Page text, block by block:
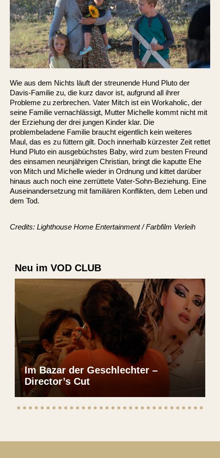
Wie aus dem Nichts läuft der streunende Hund Pluto der
Davis-Familie zu, die kurz davor ist, aufgrund all ihrer
Probleme zu zerbrechen. Vater Mitch ist ein Workaholic, der
seine Familie vernachlässigt, Mutter Michelle kommt nicht mit
der Erziehung der drei jungen Kinder klar. Die
problembeladene Familie braucht eigentlich kein weiteres
Maul, das es zu füttern gilt. Doch innerhalb kürzester Zeit rettet
Hund Pluto ein ausgebüchstes Baby, wird zum besten Freund
des einsamen neunjährigen Christian, bringt die kaputte Ehe
von Mitch und Michelle wieder in Ordnung und kittet darüber
hinaus auch noch eine zerrüttete Vater-Sohn-Beziehung. Eine
Auseinandersetzung mit familiären Konflikten, dem Leben und
dem Tod.
Credits: Lighthouse Home Entertainment / Farbfilm Verleih
Neu im VOD CLUB
Im Bazar der Geschlechter –
Director’s Cut